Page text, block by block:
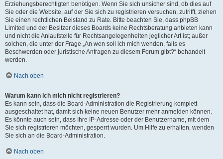
Erziehungsberechtigten benötigen. Wenn Sie sich unsicher sind, ob dies auf
Sie oder die Website, auf der Sie sich zu registrieren versuchen, zutrifft, ziehen
Sie einen rechtlichen Beistand zu Rate. Bitte beachten Sie, dass phpBB
Limited und der Besitzer dieses Boards keine Rechtsberatung anbieten kann
und nicht die Anlaufstelle für Rechtsangelegenheiten jeglicher Art ist; außer
solchen, die unter der Frage „An wen soll ich mich wenden, falls es
Beschwerden oder juristische Anfragen zu diesem Forum gibt?“ behandelt
werden.
Nach oben
Warum kann ich mich nicht registrieren?
Es kann sein, dass die Board-Administration die Registrierung komplett
ausgeschaltet hat, damit sich keine neuen Benutzer mehr anmelden können.
Es könnte auch sein, dass Ihre IP-Adresse oder der Benutzername, mit dem
Sie sich registrieren möchten, gesperrt wurden. Um Hilfe zu erhalten, wenden
Sie sich an die Board-Administration.
Nach oben